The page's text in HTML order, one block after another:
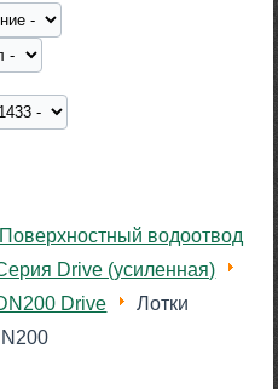
Поверхностный водоотвод
Drive (усиленная)
Drive
Лотки